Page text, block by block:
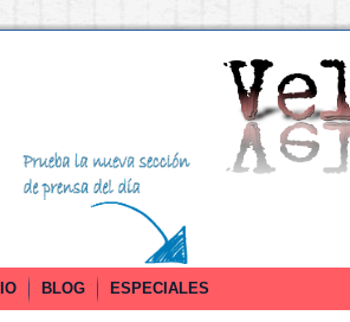
BLOG ESPECIALES